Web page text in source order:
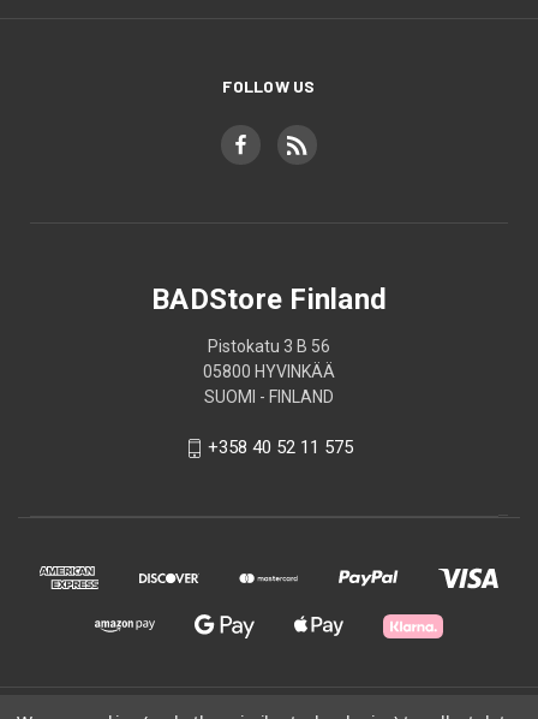
FOLLOW US
BADStore Finland
Pistokatu 3 B 56
05800 HYVINKÄÄ
SUOMI - FINLAND
+358 40 52 11 575